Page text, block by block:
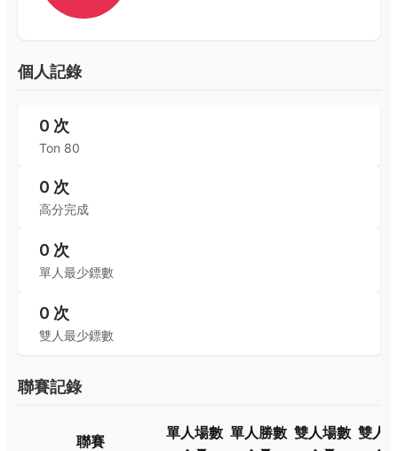
個人記錄
0 次
Ton 80
0 次
高分完成
0 次
單人最少鏢數
0 次
雙人最少鏢數
聯賽記錄
聯賽 單人場數 單人勝數 雙人場數 雙人